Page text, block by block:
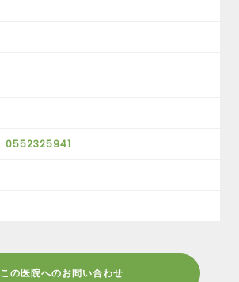
0552325941
この医院へのお問い合わせ